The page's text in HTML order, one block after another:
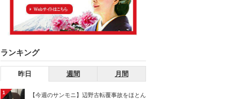
ランキング
昨日 週間 月間
1
【今週のサンモニ】辺野古転覆事故をほとん